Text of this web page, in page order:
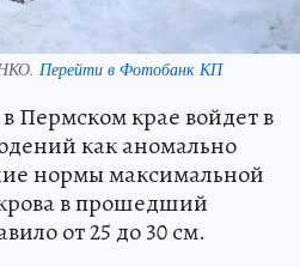
Перейти в Фотобанк КП
в Пермском крае войдет в
как аномально
нормы максимальной
в прошедший
от 25 до 30 см.